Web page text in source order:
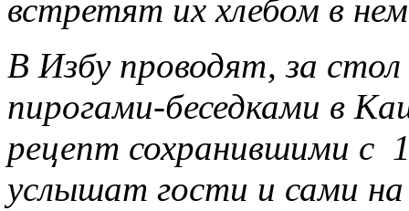
встретят их хлебом в
В Избу проводят, за
пирогами-беседками в
рецепт сохранившими с
услышат гости и сами